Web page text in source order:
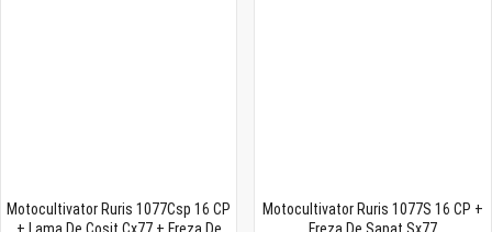
Motocultivator Ruris 1077Csp 16 CP
Motocultivator Ruris 1077S 16 CP +